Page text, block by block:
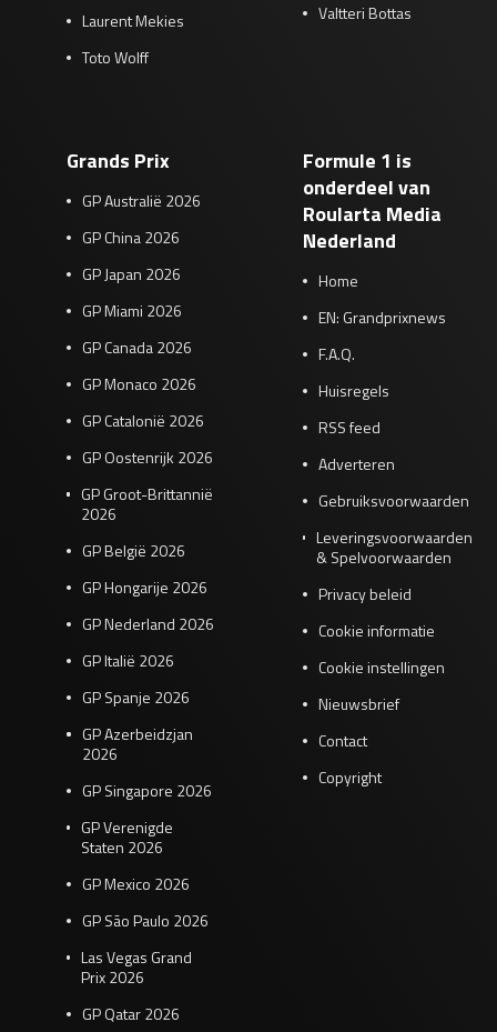
Laurent Mekies
Toto Wolff
Valtteri Bottas
Grands Prix
GP Australië 2026
GP China 2026
GP Japan 2026
GP Miami 2026
GP Canada 2026
GP Monaco 2026
GP Catalonië 2026
GP Oostenrijk 2026
GP Groot-Brittannië
2026
GP België 2026
GP Hongarije 2026
GP Nederland 2026
GP Italië 2026
GP Spanje 2026
GP Azerbeidzjan
2026
GP Singapore 2026
GP Verenigde
Staten 2026
GP Mexico 2026
GP São Paulo 2026
Las Vegas Grand
Prix 2026
GP Qatar 2026
Formule 1 is
onderdeel van
Roularta Media
Nederland
Home
EN: Grandprixnews
F.A.Q.
Huisregels
RSS feed
Adverteren
Gebruiksvoorwaarden
Leveringsvoorwaarden
& Spelvoorwaarden
Privacy beleid
Cookie informatie
Cookie instellingen
Nieuwsbrief
Contact
Copyright